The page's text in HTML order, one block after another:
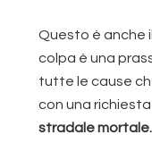
Questo è anche
colpa è una
tutte le cause
con una
stradale mortale.